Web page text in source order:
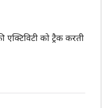
को ट्रैक करती